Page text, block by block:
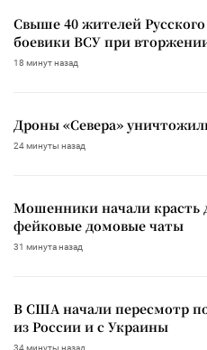
Свыше 40 жителей
боевики ВСУ при
18 минут назад
Дроны «Севера»
24 минуты назад
Мошенники начали красть
фейковые домовые чаты
31 минута назад
В США начали пересмотр
из России и с Украины
34 минуты назад